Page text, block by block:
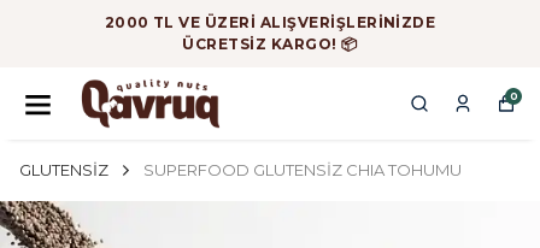
2000 TL VE ÜZERİ ALIŞVERİŞLERİNİZDE
ÜCRETSİZ KARGO! 📦
0
GLUTENSİZ SUPERFOOD GLUTENSİZ CHIA TOHUMU